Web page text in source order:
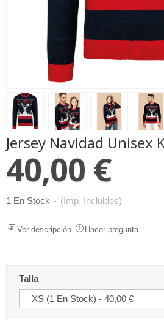
Jersey Navidad Unisex
40,00 €
1 En Stock - (Imp. Incluidos)
Ver descripción Hacer pregunta
Talla